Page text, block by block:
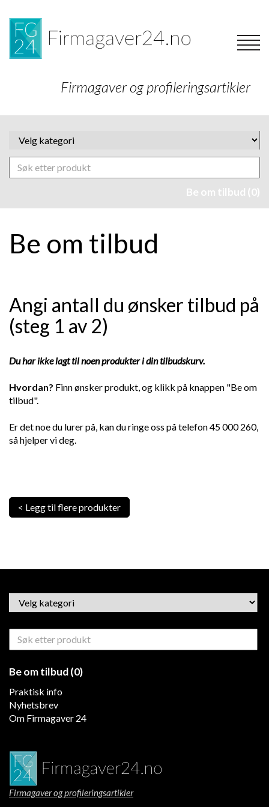
Firmagaver og profileringsartikler
Be om tilbud (0)
Be om tilbud
Angi antall du ønsker tilbud på
(steg 1 av 2)
Du har ikke lagt til noen produkter i din tilbudskurv.
Hvordan? Finn ønsker produkt, og klikk på knappen "Be om
tilbud".
Er det noe du lurer på, kan du ringe oss på telefon 45 000 260,
så hjelper vi deg.
< Legg til flere produkter
Be om tilbud (0)
Praktisk info
Nyhetsbrev
Om Firmagaver 24
Firmagaver og profileringsartikler